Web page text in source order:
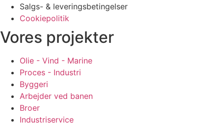
Salgs- & leveringsbetingelser
Cookiepolitik
Vores projekter
Olie - Vind - Marine
Proces - Industri
Byggeri
Arbejder ved banen
Broer
Industriservice